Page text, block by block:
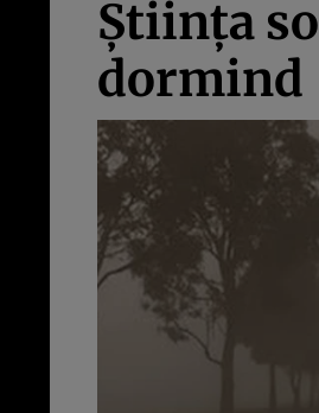
Ştiinţa
dormind